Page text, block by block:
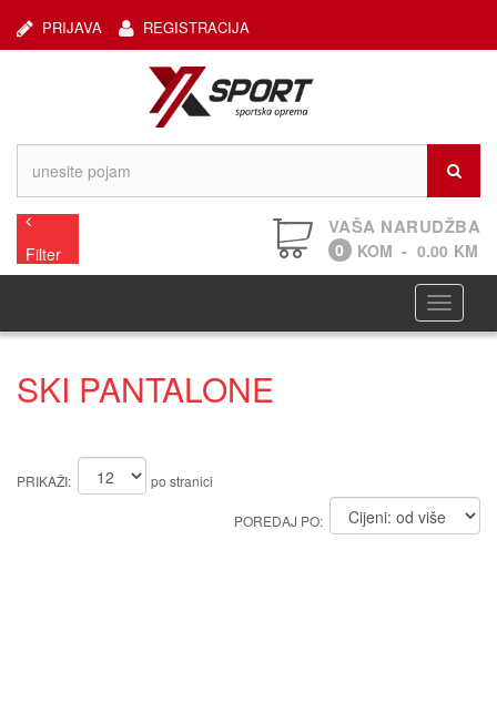
REGISTRACIJA
PRIJAVA
Filter
VAŠA NARUDŽBA
0 KOM - 0.00 KM
SKI PANTALONE
PRIKAŽI: po stranici
POREDAJ PO: